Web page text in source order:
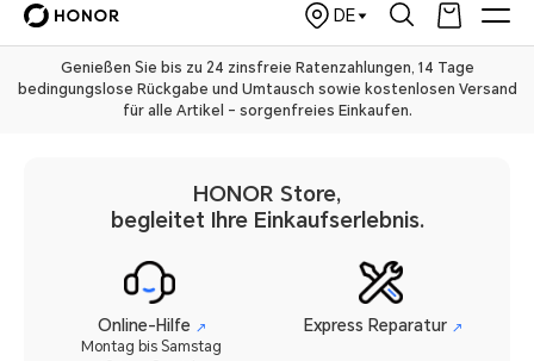
DE
Genießen Sie bis zu 24 zinsfreie Ratenzahlungen, 14 Tage
bedingungslose Rückgabe und Umtausch sowie kostenlosen Versand
für alle Artikel – sorgenfreies Einkaufen.
HONOR Store,
begleitet Ihre Einkaufserlebnis.
Online-Hilfe ↗
Montag bis Samstag
Express Reparatur ↗